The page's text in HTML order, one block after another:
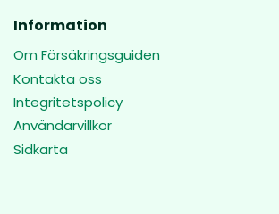
Information
Om Försäkringsguiden
Kontakta oss
Integritetspolicy
Användarvillkor
Sidkarta